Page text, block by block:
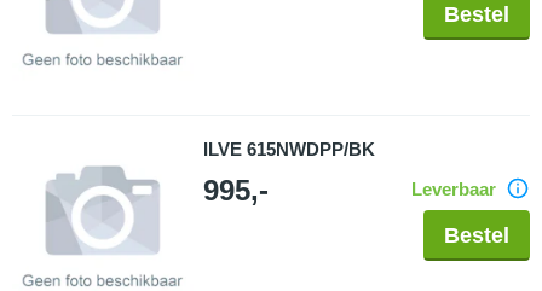
Bestel
ILVE 615NWDPP/BK
995,- Leverbaar
Bestel